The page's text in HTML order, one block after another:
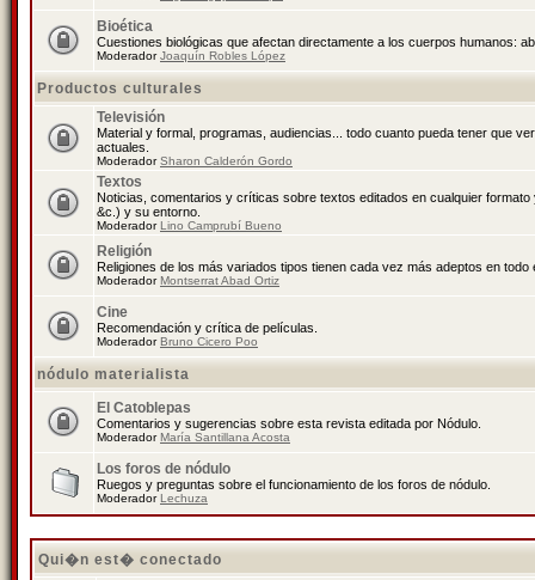
Bioética
Cuestiones biológicas que afectan directamente a los cuerpos humanos:
ModeradorJoaquín Robles López
Productos culturales
Televisión
Material y formal, programas, audiencias... todo cuanto pueda tener que
actuales.
ModeradorSharon Calderón Gordo
Textos
Noticias, comentarios y críticas sobre textos editados en cualquier
&c.) y su entorno.
ModeradorLino Camprubí Bueno
Religión
Religiones de los más variados tipos tienen cada vez más adeptos en todo
ModeradorMontserrat Abad Ortiz
Cine
Recomendación y crítica de películas.
ModeradorBruno Cicero Poo
nódulo materialista
El Catoblepas
Comentarios y sugerencias sobre esta revista editada por Nódulo.
ModeradorMaría Santillana Acosta
Los foros de nódulo
Ruegos y preguntas sobre el funcionamiento de los foros de nódulo.
ModeradorLechuza
Qui�n est� conectado